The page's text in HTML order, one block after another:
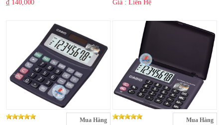
₫ 140,000 Giá : Liên Hệ
Mua Hàng Mua Hàng